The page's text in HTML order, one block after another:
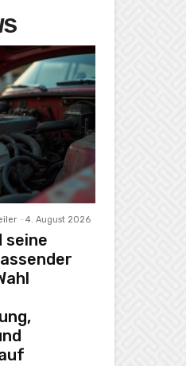
- 4. August 2026
seine